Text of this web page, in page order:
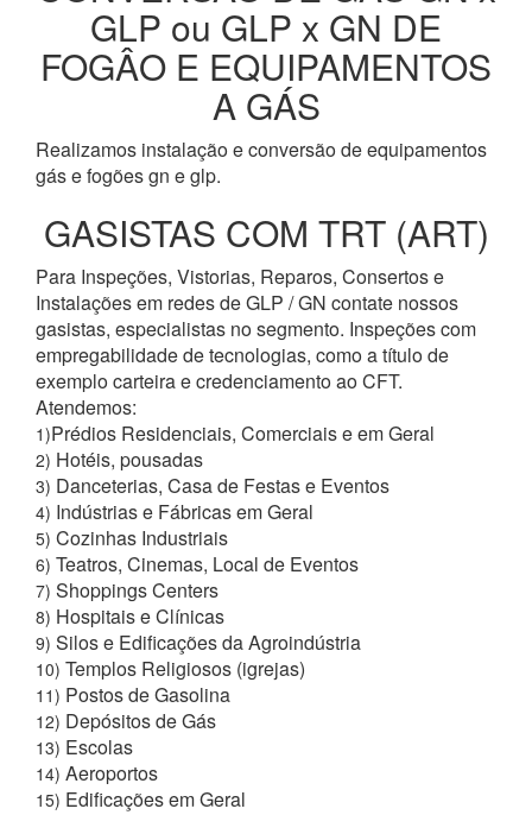
GLP ou GLP x GN DE
FOGÂO E EQUIPAMENTOS
A GÁS
Realizamos instalação e conversão de equipamentos
gás e fogões gn e glp.
GASISTAS COM TRT (ART)
Para Inspeções, Vistorias, Reparos, Consertos e
Instalações em redes de GLP / GN contate nossos
gasistas, especialistas no segmento. Inspeções com
empregabilidade de tecnologias, como a título de
exemplo carteira e credenciamento ao CFT.
Atendemos:
1)Prédios Residenciais, Comerciais e em Geral
2) Hotéis, pousadas
3) Danceterias, Casa de Festas e Eventos
4) Indústrias e Fábricas em Geral
5) Cozinhas Industriais
6) Teatros, Cinemas, Local de Eventos
7) Shoppings Centers
8) Hospitais e Clínicas
9) Silos e Edificações da Agroindústria
10) Templos Religiosos (igrejas)
11) Postos de Gasolina
12) Depósitos de Gás
13) Escolas
14) Aeroportos
15) Edificações em Geral